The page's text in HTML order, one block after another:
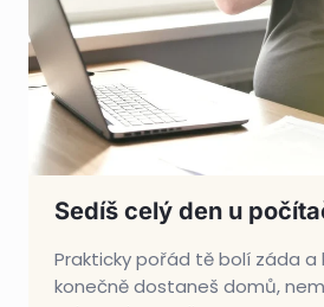
Sedíš celý den u
Prakticky pořád tě bolí záda a
konečně dostaneš domů,